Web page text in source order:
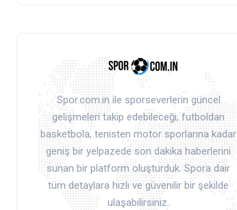
Spor.com.in ile sporseverlerin güncel
gelişmeleri takip edebileceği, futboldan
basketbola, tenisten motor sporlarına kadar
geniş bir yelpazede son dakika haberlerini
sunan bir platform oluşturduk. Spora dair
tüm detaylara hızlı ve güvenilir bir şekilde
ulaşabilirsiniz.